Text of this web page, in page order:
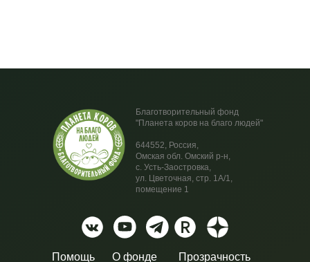
Помощь О фонде Прозрачность
Благотворительный фонд
"Планета коров на благо людей"
644552, Россия,
Омская обл. Омский р-н,
с. Усть-Заостровка,
ул. Цветочная, стр. 1А/1,
помещение 1